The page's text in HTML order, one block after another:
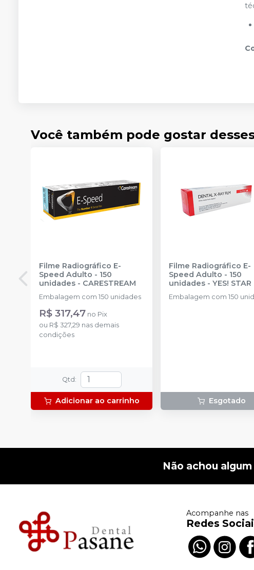
Você também pode gostar
Filme Radiográfico E-
Speed Adulto - 150
unidades - CARESTREAM
Embalagem com 150 unidades
R$ 317,47 no Pix
ou R$ 327,29 nas demais
condições
Qtd :
Adicionar ao carrinho
Filme Radiográfico E-
Speed Adulto - 150
unidades -YES! STAR
Embalagem com
Esgotado
Não achou
Acompanhe nas
Redes